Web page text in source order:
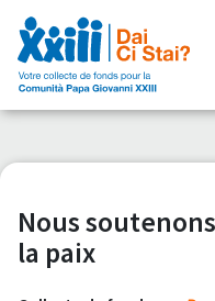
Nous
la paix